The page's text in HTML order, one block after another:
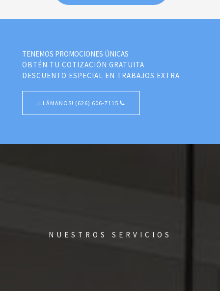
TENEMOS PROMOCIONES ÚNICAS
OBTÉN TU COTIZACIÓN GRATUITA
DESCUENTO ESPECIAL EN TRABAJOS EXTRA
¡LLÁMANOS! (626) 606-7115
NUESTROS SERVICIOS